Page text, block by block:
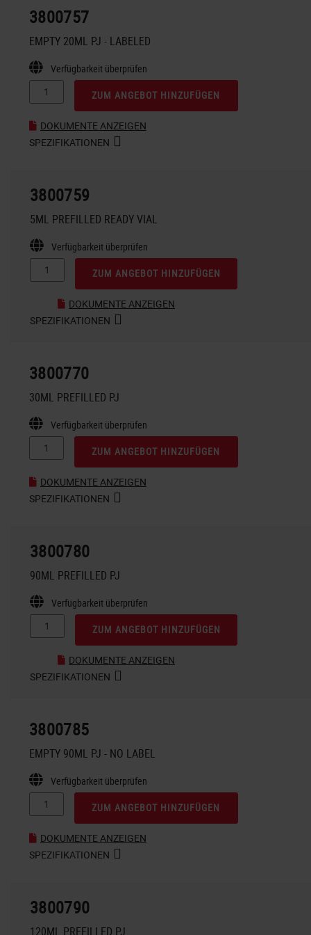
3800757
EMPTY 20ML PJ - LABELED
Verfügbarkeit überprüfen
ZUM ANGEBOT HINZUFÜGEN
DOKUMENTE ANZEIGEN
SPEZIFIKATIONEN
3800759
5ML PREFILLED READY VIAL
Verfügbarkeit überprüfen
ZUM ANGEBOT HINZUFÜGEN
DOKUMENTE ANZEIGEN
SPEZIFIKATIONEN
3800770
30ML PREFILLED PJ
Verfügbarkeit überprüfen
ZUM ANGEBOT HINZUFÜGEN
DOKUMENTE ANZEIGEN
SPEZIFIKATIONEN
3800780
90ML PREFILLED PJ
Verfügbarkeit überprüfen
ZUM ANGEBOT HINZUFÜGEN
DOKUMENTE ANZEIGEN
SPEZIFIKATIONEN
3800785
EMPTY 90ML PJ - NO LABEL
Verfügbarkeit überprüfen
ZUM ANGEBOT HINZUFÜGEN
DOKUMENTE ANZEIGEN
SPEZIFIKATIONEN
3800790
120ML PREFILLED PJ